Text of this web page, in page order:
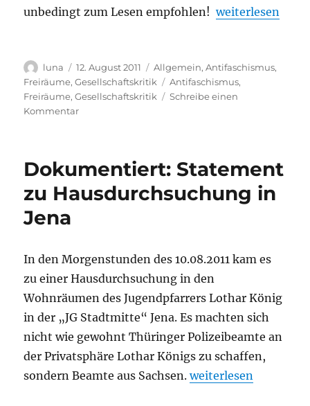
unbedingt zum Lesen empfohlen!„Blood Axis: Im
weiterlesen
Autor
luna
Veröffentlicht
am
12. August 2011 Kategorien
Allgemein,Antifaschismus,
Freiräume,Gesellschaftskritik Schlagwörter
Antifaschismus,
Freiräume,Gesellschaftskritik
Schreibe einen
Kommentarzu
Geist
Denker
Dokumentiert: Statement
zu Hausdurchsuchung in
Jena
In den Morgenstunden des 10.08.2011 kam es
zu einer Hausdurchsuchung in den
Wohnräumen des Jugendpfarrers Lothar König
in der „JG Stadtmitte“ Jena. Es machten sich
nicht wie gewohnt Thüringer Polizeibeamte an
der Privatsphäre Lothar Königs zu schaffen,
sondern Beamte aus Sachsen.„Dokumentiert:
weiterlesen